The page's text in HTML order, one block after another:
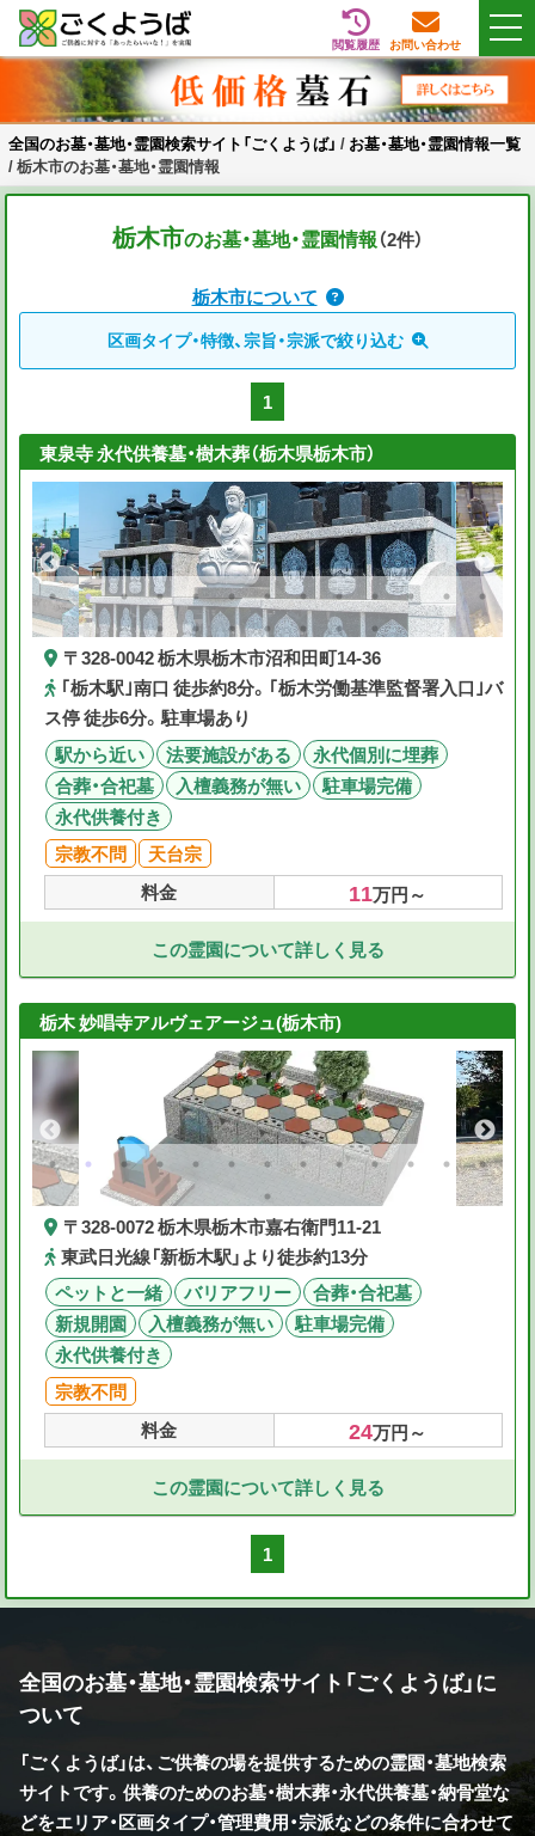
Skip
content
全国のお墓・墓地・霊園検索サイト「ごくようば」
ご供養をもっと身近に
閲覧履歴 お問い合わせ
全国のお墓・墓地・霊園検索サイト「ごくようば」 / お墓・墓地・霊園情報一覧
/栃木市のお墓・墓地・霊園情報
栃木市のお墓・墓地・霊園情報（2件）
栃木市について
区画タイプ・特徴、宗旨・宗派で絞り込む
1
東泉寺 永代供養墓・樹木葬（栃木県栃木市）
〒328-0042 栃木県栃木市沼和田町14-36
｢栃木駅｣南口 徒歩約8分。｢栃木労働基準監督署入口｣バ
ス停 徒歩6分。駐車場あり
駅から近い
法要施設がある
永代個別に埋葬
合葬・合祀墓
入檀義務が無い
駐車場完備
永代供養付き
宗教不問
天台宗
料金
11万円～
この霊園について詳しく見る
栃木 妙唱寺アルヴェアージュ(栃木市)
〒328-0072 栃木県栃木市嘉右衛門11-21
東武日光線「新栃木駅」より徒歩約13分
ペットと一緒
バリアフリー
合葬・合祀墓
新規開園
入檀義務が無い
駐車場完備
永代供養付き
宗教不問
料金
24万円～
この霊園について詳しく見る
1
全国のお墓・墓地・霊園検索サイト「ごくようば」に
ついて
「ごくようば」は、ご供養の場を提供するための霊園・墓地検索
サイトです。供養のためのお墓・樹木葬・永代供養墓・納骨堂な
どをエリア・区画タイプ・管理費用・宗派などの条件に合わせて